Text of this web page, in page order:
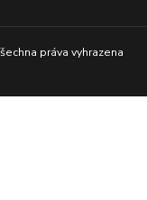
práva vyhrazena